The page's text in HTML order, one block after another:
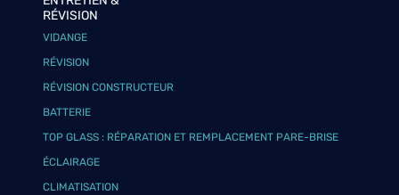
RÉVISION
VIDANGE
RÉVISION
RÉVISION CONSTRUCTEUR
BATTERIE
TOP GLASS : RÉPARATION ET REMPLACEMENT PARE-BRISE
ÉCLAIRAGE
CLIMATISATION